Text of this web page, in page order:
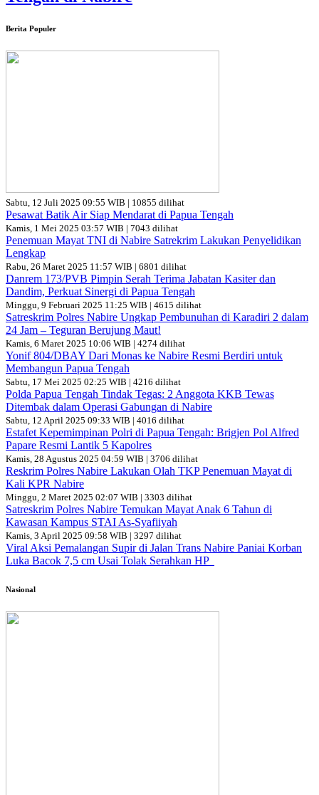
Berita Populer
Sabtu, 12 Juli 2025 09:55 WIB | 10855 dilihat
Pesawat Batik Air Siap Mendarat di Papua Tengah
Kamis, 1 Mei 2025 03:57 WIB | 7043 dilihat
Penemuan Mayat TNI di Nabire Satrekrim Lakukan Penyelidikan
Lengkap
Rabu, 26 Maret 2025 11:57 WIB | 6801 dilihat
Danrem 173/PVB Pimpin Serah Terima Jabatan Kasiter dan
Dandim, Perkuat Sinergi di Papua Tengah
Minggu, 9 Februari 2025 11:25 WIB | 4615 dilihat
Satreskrim Polres Nabire Ungkap Pembunuhan di Karadiri 2 dalam
24 Jam – Teguran Berujung Maut!
Kamis, 6 Maret 2025 10:06 WIB | 4274 dilihat
Yonif 804/DBAY Dari Monas ke Nabire Resmi Berdiri untuk
Membangun Papua Tengah
Sabtu, 17 Mei 2025 02:25 WIB | 4216 dilihat
Polda Papua Tengah Tindak Tegas: 2 Anggota KKB Tewas
Ditembak dalam Operasi Gabungan di Nabire
Sabtu, 12 April 2025 09:33 WIB | 4016 dilihat
Estafet Kepemimpinan Polri di Papua Tengah: Brigjen Pol Alfred
Papare Resmi Lantik 5 Kapolres
Kamis, 28 Agustus 2025 04:59 WIB | 3706 dilihat
Reskrim Polres Nabire Lakukan Olah TKP Penemuan Mayat di
Kali KPR Nabire
Minggu, 2 Maret 2025 02:07 WIB | 3303 dilihat
Satreskrim Polres Nabire Temukan Mayat Anak 6 Tahun di
Kawasan Kampus STAI As-Syafiiyah
Kamis, 3 April 2025 09:58 WIB | 3297 dilihat
Viral Aksi Pemalangan Supir di Jalan Trans Nabire Paniai Korban
Luka Bacok 7,5 cm Usai Tolak Serahkan HP
Nasional